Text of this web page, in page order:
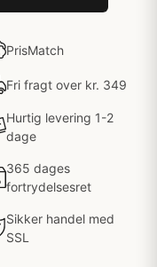
PrisMatch
Fri fragt over kr. 349
Hurtig levering 1-2
dage
365 dages
fortrydelsesret
Sikker handel med
SSL